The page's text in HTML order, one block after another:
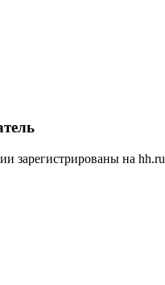
зарегистрированы на hh.ru